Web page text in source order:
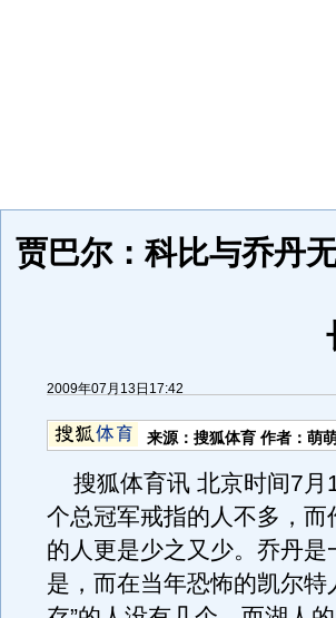
贾巴尔：科比与乔丹
2009年07月13日17:42
来源： 搜狐体育作者：萌
搜狐体育讯 北京时间7月
个总冠军戒指的人不多，
的人更是少之又少。乔丹
是，而在当年恐怖的凯尔